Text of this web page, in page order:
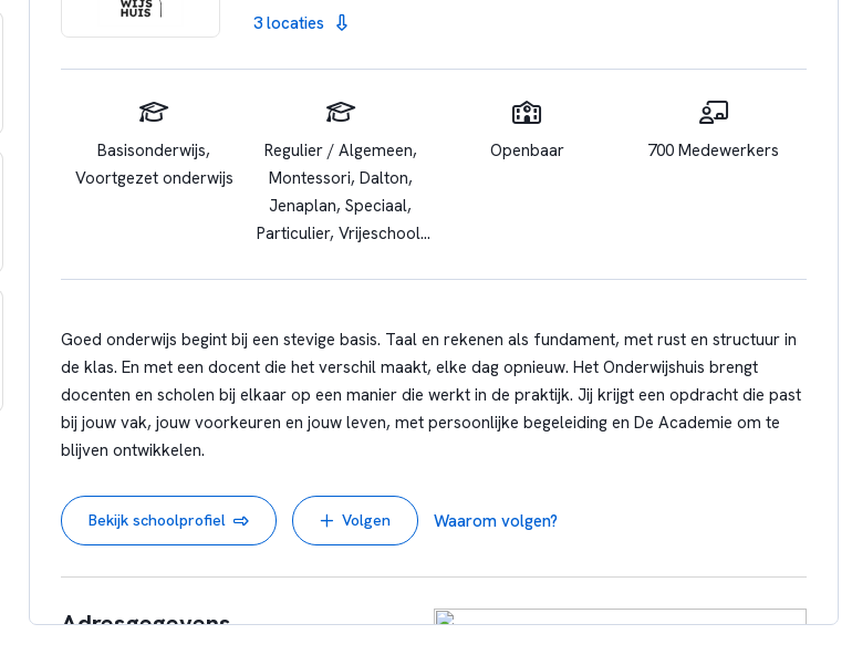
3 locaties
Basisonderwijs,
Voortgezet onderwijs
Regulier / Algemeen,
Montessori, Dalton,
Jenaplan, Speciaal,
Particulier, Vrijeschool,
Pleion, Nieuw / natuurlijk
/ conceptueel leren,
Gepersonaliseerd leren,
IPC, Jeelo,
Openbaar 700 Medewerkers
Goed onderwijs begint bij een stevige basis. Taal en rekenen als fundament, met rust en structuur in
de klas. En met een docent die het verschil maakt, elke dag opnieuw. Het Onderwijshuis brengt
docenten en scholen bij elkaar op een manier die werkt in de praktijk. Jij krijgt een opdracht die past
bij jouw vak, jouw voorkeuren en jouw leven, met persoonlijke begeleiding en De Academie om te
blijven ontwikkelen.
Bekijk schoolprofiel Volgen Waarom volgen?
Adresgegevens